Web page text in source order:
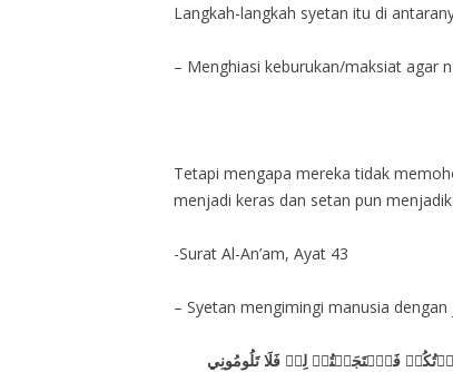
Langkah-langkah syetan itu di
– Menghiasi keburukan/maksiat agar
Tetapi mengapa mereka tidak
menjadi keras dan setan pun
-Surat Al-An’am, Ayat 43
– Syetan mengimingi manusia
فَٱسۡتَجَبۡتُمۡ لِيۖ فَلَا تَلُومُونِي